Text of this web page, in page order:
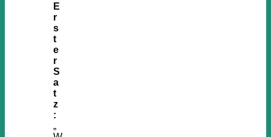
E
r
s
t
e
r
S
a
t
z
:
„